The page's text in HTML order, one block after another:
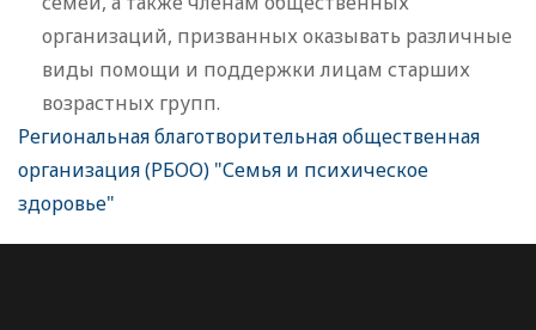
организаций, призванных оказывать различные
виды помощи и поддержки лицам старших
возрастных групп.
Региональная благотворительная общественная
организация (РБОО) "Семья и психическое
здоровье"